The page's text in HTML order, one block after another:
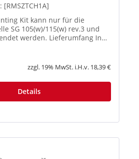
Kit kann nur für die
SG 105(w)/115(w) rev.3 und
werden. Lieferumfang In
ist beschrieben, wie Sie das
zzgl. 19% MwSt. i.H.v. 18,39 €
Details